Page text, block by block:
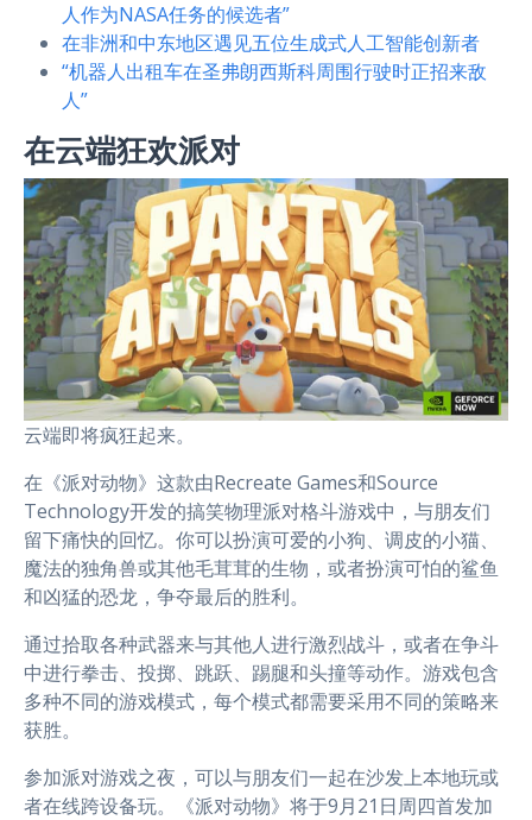
人作为NASA任务的候选者”
在非洲和中东地区遇见五位生成式人工智能创新者
“机器人出租车在圣弗朗西斯科周围行驶时正招来敌
人”
在云端狂欢派对
云端即将疯狂起来。
在《派对动物》这款由Recreate Games和Source
Technology开发的搞笑物理派对格斗游戏中，与朋友们
留下痛快的回忆。你可以扮演可爱的小狗、调皮的小猫、
魔法的独角兽或其他毛茸茸的生物，或者扮演可怕的鲨鱼
和凶猛的恐龙，争夺最后的胜利。
通过拾取各种武器来与其他人进行激烈战斗，或者在争斗
中进行拳击、投掷、跳跃、踢腿和头撞等动作。游戏包含
多种不同的游戏模式，每个模式都需要采用不同的策略来
获胜。
参加派对游戏之夜，可以与朋友们一起在沙发上本地玩或
者在线跨设备玩。《派对动物》将于9月21日周四首发加